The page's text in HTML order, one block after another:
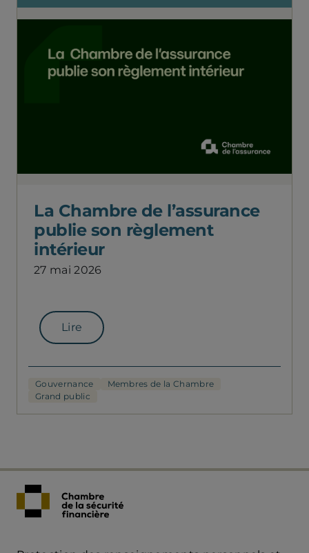
La Chambre de l’assurance
publie son règlement
intérieur
27 mai 2026
Lire
Gouvernance
Membres de la Chambre
Grand public